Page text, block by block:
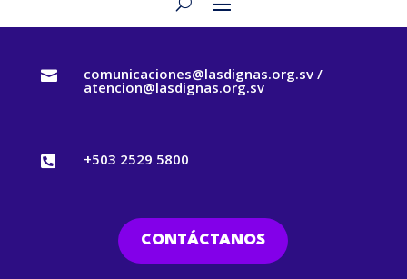
 comunicaciones@lasdignas.org.sv /
atencion@lasdignas.org.sv
 +503 2529 5800
CONTÁCTANOS